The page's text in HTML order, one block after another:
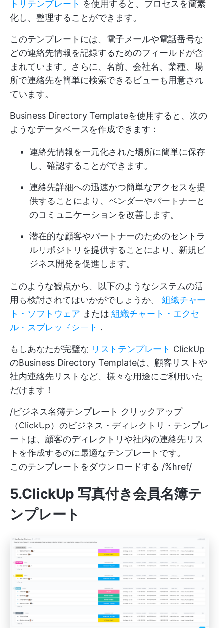
トリテンプレート を使用すると、プロセスを簡素
化し、整理することができます。
このテンプレートには、電子メールや電話番号な
どの連絡先情報を記録するためのフィールドが含
まれています。さらに、名前、会社名、業種、場
所で連絡先を簡単に検索できるビューも用意され
ています。
Business Directory Templateを使用すると、次の
ようなデータベースを作成できます：
連絡先情報を一元化された場所に簡単に保存
し、確認することができます。
連絡先詳細への迅速かつ簡単なアクセスを提
供することにより、ベンダーやパートナーと
のコミュニケーションを改善します。
潜在的な顧客やパートナーのためのセントラ
ルリポジトリを提供することにより、新規ビ
ジネス開発を促進します。
このような観点から、以下のようなシステムの活
用も検討されてはいかがでしょうか。 組織チャー
ト・ソフトウェア または 組織チャート・エクセ
ル・スプレッドシート .
もしあなたが完璧な リストテンプレート ClickUp
のBusiness Directory Templateは、顧客リストや
社内連絡先リストなど、様々な用途にご利用いた
だけます！
/ビジネス名簿テンプレート クリックアップ
（ClickUp）のビジネス・ディレクトリ・テンプレ
ートは、顧客のディレクトリや社内の連絡先リス
トを作成するのに最適なテンプレートです。
このテンプレートをダウンロードする /%href/
5.ClickUp 写真付き会員名簿テ
ンプレート